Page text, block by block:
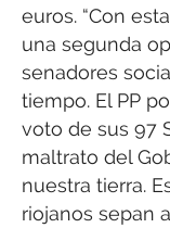
euros. “Con
una segunda
senadores
tiempo. El PP
voto de sus 97
maltrato del
nuestra tierra.
riojanos sepan